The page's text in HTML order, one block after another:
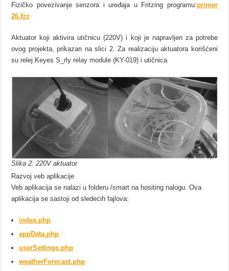
Fizičko povezivanje senzora i uređaja u Fritzing programu:primer
26.fzz
Aktuator koji aktivira utičnicu (220V) i koji je napravljen za potrebe
ovog projekta, prikazan na slici 2. Za realizaciju aktuatora korišćeni
su relej Keyes S_rly relay module (KY-019) i utičnica
Slika 2: 220V aktuator
Razvoj veb aplikacije
Veb aplikacija se nalazi u folderu /smart na hositing nalogu. Ova
aplikacija se sastoji od sledećih fajlova:
index.php
appData.php
userSettings.php
weatherForecast.php